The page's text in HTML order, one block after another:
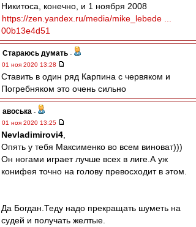
Никитоса, конечно, и 1 ноября 2008
https://zen.yandex.ru/media/mike_lebede ...
00b13e4d51
Стараюсь думать -
01 ноя 2020 13:28
Ставить в один ряд Карпина с червяком и
Погребняком это очень сильно
авоська -
01 ноя 2020 13:25
Nevladimirovi4
Опять у тебя Максименко во всем виноват)))
Он ногами играет лучше всех в лиге.А уж
конифея точно на голову превосходит в этом.
Да Богдан.Теду надо прекращать шуметь на
судей и получать желтые.